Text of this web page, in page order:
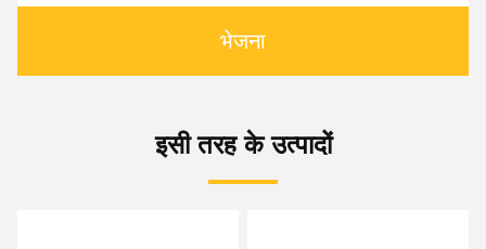
भेजना
इसी तरह के उत्पादों